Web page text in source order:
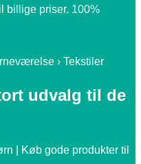
billige priser. 100%
› Tekstiler
udvalg til de
| Køb gode produkter til